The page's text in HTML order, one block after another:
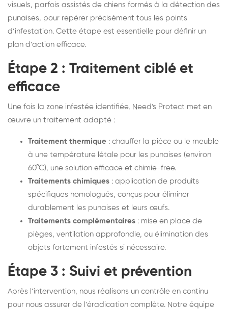
visuels, parfois assistés de chiens formés à la détection des
punaises, pour repérer précisément tous les points
d’infestation. Cette étape est essentielle pour définir un
plan d’action efficace.
Étape 2 : Traitement ciblé et
efficace
Une fois la zone infestée identifiée, Need's Protect met en
œuvre un traitement adapté :
Traitement thermique : chauffer la pièce ou le meuble
à une température létale pour les punaises (environ
60°C), une solution efficace et chimie-free.
Traitements chimiques : application de produits
spécifiques homologués, conçus pour éliminer
durablement les punaises et leurs œufs.
Traitements complémentaires : mise en place de
pièges, ventilation approfondie, ou élimination des
objets fortement infestés si nécessaire.
Étape 3 : Suivi et prévention
Après l’intervention, nous réalisons un contrôle en continu
pour nous assurer de l’éradication complète. Notre équipe